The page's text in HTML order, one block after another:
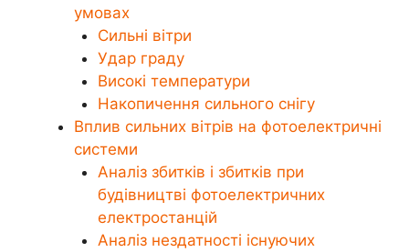
умовах
Сильні вітри
Удар граду
Високі температури
Накопичення сильного снігу
Вплив сильних вітрів на фотоелектричні
системи
Аналіз збитків і збитків при
будівництві фотоелектричних
електростанцій
Аналіз нездатності існуючих